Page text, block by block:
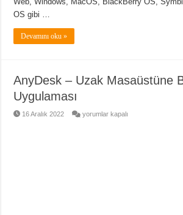
OS gibi …
Devamını oku »
AnyDesk – Uzak Masaüstüne
Uygulaması
16 Aralık 2022
AnyDesk
yorumlar kapalı